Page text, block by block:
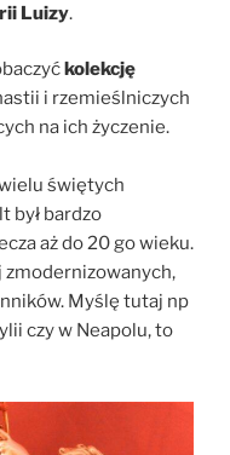
Luizy.
kolekcję
i rzemieślniczych
na ich życzenie.
świętych
był bardzo
aż do 20 go wieku.
Myślę tutaj np
czy w Neapolu, to